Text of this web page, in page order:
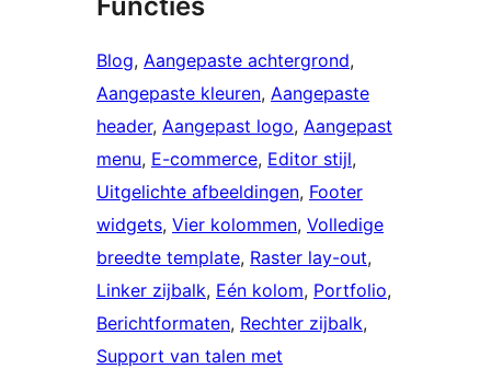
Blog, Aangepaste achtergrond
Aangepaste kleuren, Aangepaste
header, Aangepast logo, Aangepast
menu, E-commerce, Editor stijl
Uitgelichte afbeeldingen, Footer
widgets, Vier kolommen, Volledige
breedte template, Raster lay-out
Linker zijbalk, Eén kolom, Portfolio
Berichtformaten, Rechter zijbalk
Support van talen met